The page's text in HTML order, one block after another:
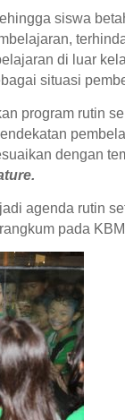
siswa
di luar
situasi
program rutin
dengan
agenda rutin
pada